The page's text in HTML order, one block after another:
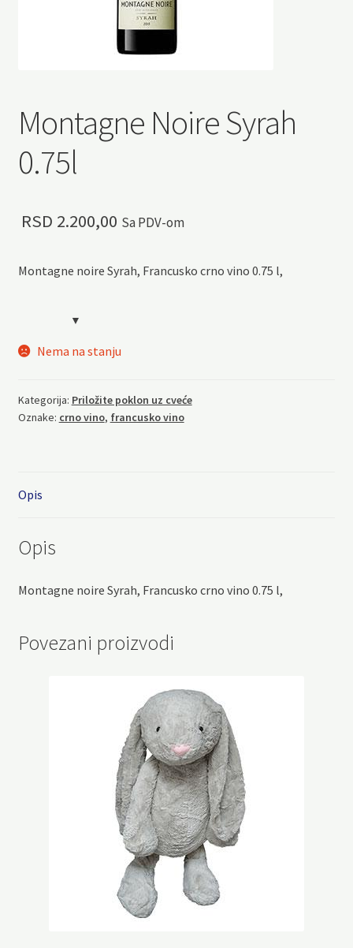
Montagne Noire Syrah
0.75l
RSD 2.200,00 Sa PDV-om
Montagne noire Syrah, Francusko crno vino 0.75 l,
Nema na stanju
Kategorija: Priložite poklon uz cveće
Oznake: crno vino, francusko vino
Opis
Opis
Montagne noire Syrah, Francusko crno vino 0.75 l,
Povezani proizvodi